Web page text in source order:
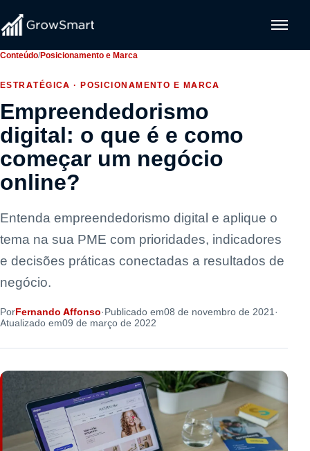
Conteúdo/Posicionamento e Marca
ESTRATÉGICA · POSICIONAMENTO E MARCA
Empreendedorismo
digital: o que é e como
começar um negócio
online?
Entenda empreendedorismo digital e aplique o
tema na sua PME com prioridades, indicadores
e decisões práticas conectadas a resultados de
negócio.
PorFernando Affonso·Publicado em08 de novembro de 2021 ·
Atualizado em09 de março de 2022